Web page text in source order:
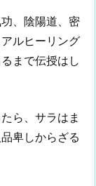
、陰陽道、密
ルヒーリング
まで伝授はし
ら、サラはま
卑しからざる